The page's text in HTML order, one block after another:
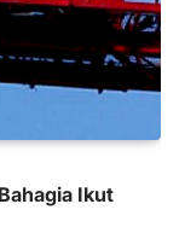
Ikut
yang dirancang…
Prinsipnya